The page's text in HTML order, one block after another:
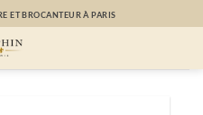
ET BROCANTEUR À PARIS